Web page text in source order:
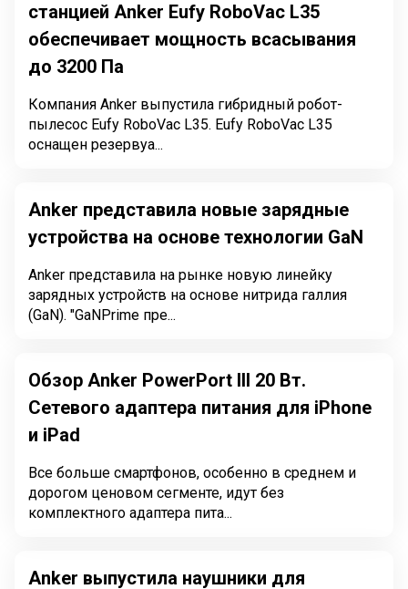
станцией Anker Eufy RoboVac L35
обеспечивает мощность всасывания
до 3200 Па
Компания Anker выпустила гибридный робот-
пылесос Eufy RoboVac L35. Eufy RoboVac L35
оснащен резервуа...
Anker представила новые зарядные
устройства на основе технологии GaN
Anker представила на рынке новую линейку
зарядных устройств на основе нитрида галлия
(GaN). "GaNPrime пре...
Обзор Anker PowerPort III 20 Вт.
Сетевого адаптера питания для iPhone
и iPad
Все больше смартфонов, особенно в среднем и
дорогом ценовом сегменте, идут без
комплектного адаптера пита...
Anker выпустила наушники для